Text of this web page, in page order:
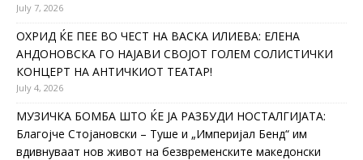
July 7, 2026
ОХРИД ЌЕ ПЕЕ ВО ЧЕСТ НА ВАСКА ИЛИЕВА: ЕЛЕНА
АНДОНОВСКА ГО НАЈАВИ СВОЈОТ ГОЛЕМ СОЛИСТИЧКИ
КОНЦЕРТ НА АНТИЧКИОТ ТЕАТАР!
July 4, 2026
МУЗИЧКА БОМБА ШТО ЌЕ ЈА РАЗБУДИ НОСТАЛГИЈАТА:
Благојче Стојановски – Туше и „Империјал Бенд“ им
вдивнуваат нов живот на безвременските македонски